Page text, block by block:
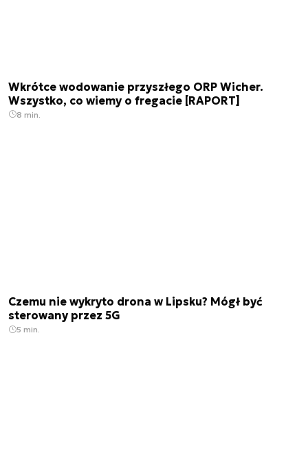
Wkrótce wodowanie przyszłego ORP Wicher.
Wszystko, co wiemy o fregacie [RAPORT]
8 min.
Czemu nie wykryto drona w Lipsku? Mógł być
sterowany przez 5G
5 min.